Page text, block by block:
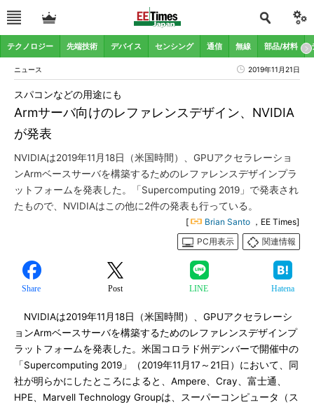
テクノロジー 先端技術 デバイス センシング 通信 無線 部品/材料
ニュース 2019年11月21日
Armサーバ向けのレファレンスデザイン、NVIDIA
が発表
スパコンなどの用途にも
NVIDIAは2019年11月18日（米国時間）、GPUアクセラレーショ
ンArmベースサーバを構築するためのレファレンスデザインプラ
ットフォームを発表した。「Supercomputing 2019」で発表され
たもので、NVIDIAはこの他に2件の発表も行っている。
[ Brian Santo ，EE Times]
PC用表示
関連情報
Share Post LINE Hatena
NVIDIAは2019年11月18日（米国時間）、GPUアクセラレーシ
ョンArmベースサーバを構築するためのレファレンスデザインプ
ラットフォームを発表した。米国コロラド州デンバーで開催中の
「Supercomputing 2019」（2019年11月17～21日）において、同
社が明らかにしたところによると、Ampere、Cray、富士通、
HPE、Marvell Technology Groupは、スーパーコンピュータ（ス